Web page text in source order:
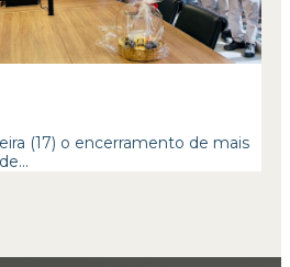
(17) o encerramento de mais